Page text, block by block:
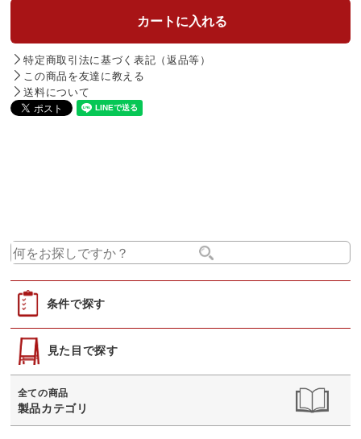
特定商取引法に基づく表記（返品等）
この商品を友達に教える
送料について
条件で探す
見た目で探す
全ての商品
製品カテゴリ